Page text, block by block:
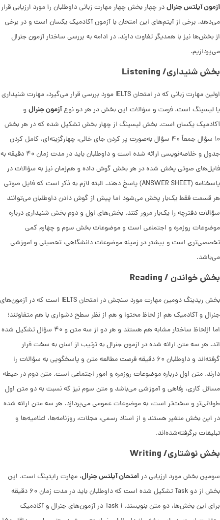
آزمون آیلتس جنرالدر چهار بخش چهار مهارت زبانی داوطلبان را مورد ارزیابی قرار
می‌دهد. برخی از آیتم‌های این امتحان با آزمون آکادمیک یکسان است و در برخی
از بخش‌ها نیز با همدیگر تفاوت دارند. در ادامه به بررسی ساختار آزمون جنرال
می‌پردازیم.
بخش شنیداری/ Listening
اولین مهارت زبانی که در امتحان IELTS مورد بررسی قرار می‌گیرد، مهارت شنیداری
یا لیسینگ است. فرمت و سؤالات این بخش در هر دو نوعآزمون جنرالو
آکادمیک یکسان است. بخش لیسینگ از چهار بخش تشکیل شده که در هر بخش
۱۰ سؤال جمعاً ۴۰ سؤال به‌صورت پر کردن جای خالی، چهارگزینه‌ای، کامل کردن
جدول و خلاصه‌نویسی ارائه شده است و داوطلبان باید در مدت زمان ۴۰ دقیقه به
فایل‌های صوتی پخش شده در هر بخش گوش داده و هم‌زمان نیز به سؤالات در
پاسخنامه (ANSWER SHEET) پاسخ دهند. البته لازم به ذکر است که فایل صوتی
هر قسمت فقط یک‌بار پخش می‌شود اما پیش از گوش دادن داوطلبان می‌توانند
سؤالات دفترچه را یک‌بار مرور کنند. بخش‌های اول و دوم بخش شنیداری درباره
موضوعات روزمره و اجتماعی است و موضوعات بخش سوم و چهارم کمی
تخصصی‌تری است و بیشتر در زمینه موضوعات دانشگاهی، تحصیلی و آموزشی
می‌باشد.
بخش خواندن / Reading
بخش ریدینگ دومین مهارت مورد سنجش در امتحان IELTS است که در آزمون‌های
جنرال و آکادمیک هم از لحاظ محتوا و هم از نظر سطح دشواری با هم متفاوتند؛
اما ازلحاظ ساختار مشابه هم هستند و هر دو از سه متن و ۴۰ سؤال تشکیل شده
اند. هر سه متن ارائه شده در آزمون جنرال به ترتیب از آسان به سخت قرار
گرفته‌اند و داوطلبان ۶۰ دقیقه فرصت مطالعه متن و پاسخگویی به سؤالات را
دارند. متن اول درباره موضوعات روزمره و امور اجتماعی است. متن دوم در حیطه
مسائل کاری، رفاهی و آموزشی می‌باشد و متن سوم نیز که نسبت به دو متن اول
طولانی‌تر و سخت‌تر است، به موضوعات عمومی می‌پردازد. هر سه متن ارائه شده
در این بخش متغیر هستند و از اسناد رسمی، مجلات، روزنامه‌ها، اعلامیه‌ها و
تبلیغات برگرفته‌شده‌اند.
بخش نوشتاری/ Writing
سومین بخش مورد ارزیابی درامتحان آیلتس جنرال، مهارت رایتینگ است. این
بخش از دو Task تشکیل شده است که داوطلبان باید در مدت زمان ۶۰ دقیقه
برای این بخش‌ها، دو متن بنویسند. Task ۱ در آزمون‌های جنرال و آکادمیک